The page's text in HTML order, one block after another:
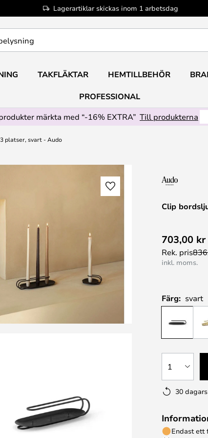
Lagerartiklar skickas inom 1 arbetsdag
TAKFLÄKTAR HEMTILLBEHÖR
PROFESSIONAL
märkta med “-16% EXTRA” Till produkterna
platser, svart - Audo
Clip
703,00 kr
Rek. pris
inkl. moms.
Färg: svart
1
30
Endast ett